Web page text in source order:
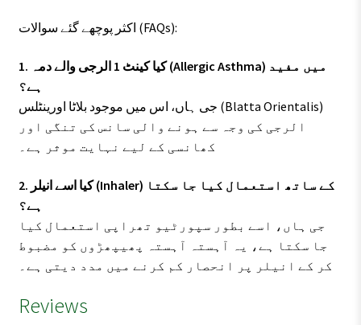
اکثر پوچھے گئے سوالات (FAQs):
1. کیا کینٹ 1 الرجی والے دمہ (Allergic Asthma) میں مفید
ہے؟
جی ہاں، اس میں موجود بلاٹا اورینٹلس (Blatta Orientalis)
الرجی کی وجہ سے ہونے والی سانس کی تنگی اور
کھانسی کے لیے نہایت موثر ہے۔
2. کیا اسے انیلر (Inhaler) کے ساتھ استعمال کیا جا سکتا
ہے؟
جی ہاں، اسے بطور سپورٹیو تھراپی استعمال کیا
جا سکتا ہے، یہ آہستہ آہستہ پھیپھڑوں کو مضبوط
کر کے انیلر پر انحصار کم کرنے میں مدد دیتی ہے۔
Reviews